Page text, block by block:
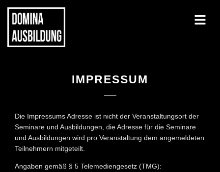
IMPRESSUM
Die Impressums Adresse ist nicht der Veranstaltungsort der
Seminare und Ausbildungen, die Adresse für die Seminare
und Ausbildungen wird pro Veranstaltung dem angemeldeten
Teilnehmern mitgeteilt.
Angaben gemäß § 5 Telemediengesetz (TMG):